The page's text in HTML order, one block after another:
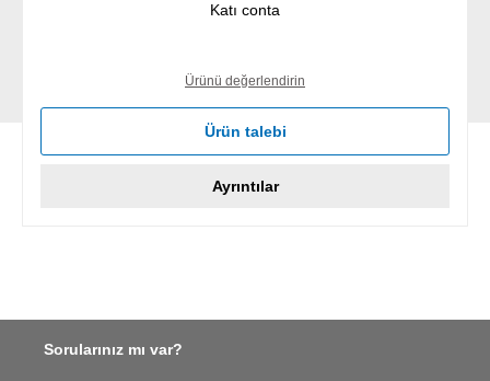
Katı conta
Ürünü değerlendirin
Ürün talebi
Ayrıntılar
Sorularınız mı var?